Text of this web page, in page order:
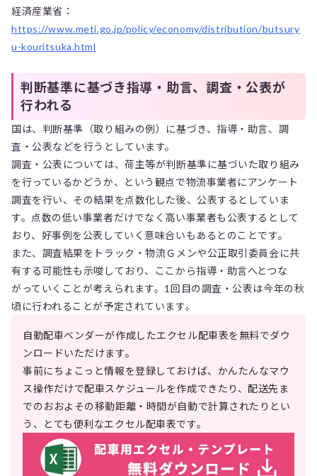
経済産業省：
https://www.meti.go.jp/policy/economy/distribution/butsury
u-kouritsuka.html
判断基準に基づき指導・助言、調査・公表が
行われる
国は、判断基準（取り組みの例）に基づき、指導・助言、調
査・公表などを行うとしています。
調査・公表については、荷主等が判断基準に基づいた取り組み
を行っているかどうか、という観点で物流事業者にアンケート
調査を行い、その結果を点数化した後、公表するとしていま
す。点数の低い事業者だけでなく高い事業者も公表するとして
おり、好事例を公表していく意味合いもあるとのことです。
また、調査結果をトラック・物流Ｇメンや公正取引委員会に共
有する可能性も示唆しており、ここから指導・助言へとつな
がっていくことが考えられます。1回目の調査・公表は今年の秋
頃に行われることが予定されています。
自動配車ベンダーが作成したエクセル配車表を無料でダウ
ンロードいただけます。
事前にちょこっと情報を登録しておけば、かんたんなマウ
ス操作だけで配車スケジュールを作成できたり、配送先ま
でのおおよその移動距離・時間が自動で計算されたりとい
う、とても便利なエクセル配車表です。